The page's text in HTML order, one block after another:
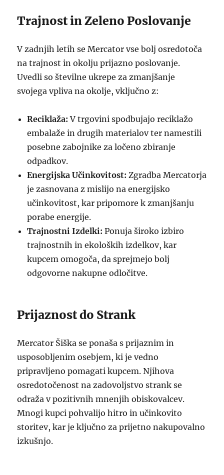
Trajnost in Zeleno Poslovanje
V zadnjih letih se Mercator vse bolj osredotoča
na trajnost in okolju prijazno poslovanje.
Uvedli so številne ukrepe za zmanjšanje
svojega vpliva na okolje, vključno z:
Reciklaža: V trgovini spodbujajo reciklažo
embalaže in drugih materialov ter namestili
posebne zabojnike za ločeno zbiranje
odpadkov.
Energijska Učinkovitost: Zgradba Mercatorja
je zasnovana z mislijo na energijsko
učinkovitost, kar pripomore k zmanjšanju
porabe energije.
Trajnostni Izdelki: Ponuja široko izbiro
trajnostnih in ekoloških izdelkov, kar
kupcem omogoča, da sprejmejo bolj
odgovorne nakupne odločitve.
Prijaznost do Strank
Mercator Šiška se ponaša s prijaznim in
usposobljenim osebjem, ki je vedno
pripravljeno pomagati kupcem. Njihova
osredotočenost na zadovoljstvo strank se
odraža v pozitivnih mnenjih obiskovalcev.
Mnogi kupci pohvalijo hitro in učinkovito
storitev, kar je ključno za prijetno nakupovalno
izkušnjo.